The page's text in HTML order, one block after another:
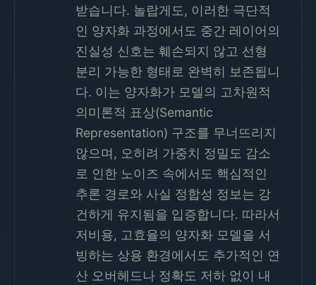
받습니다. 놀랍게도, 이러한 극단적
인 양자화 과정에서도 중간 레이어의
진실성 신호는 훼손되지 않고 선형
분리 가능한 형태로 완벽히 보존됩니
다. 이는 양자화가 모델의 고차원적
의미론적 표상(Semantic
Representation) 구조를 무너뜨리지
않으며, 오히려 가중치 정밀도 감소
로 인한 노이즈 속에서도 핵심적인
추론 경로와 사실 정합성 정보는 강
건하게 유지됨을 입증합니다. 따라서
저비용, 고효율의 양자화 모델을 서
빙하는 상용 환경에서도 추가적인 연
산 오버헤드나 정확도 저하 없이 내